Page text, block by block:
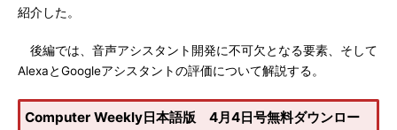
紹介した。
後編では、音声アシスタント開発に不可欠となる要素、そして
AlexaとGoogleアシスタントの評価について解説する。
Computer Weekly日本語版 4月4日号無料ダウンロー